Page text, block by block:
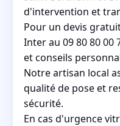
d'intervention et
Pour un devis
Inter au 09 80 80
et conseils
Notre artisan local
qualité de pose et
sécurité.
En cas d'urgence